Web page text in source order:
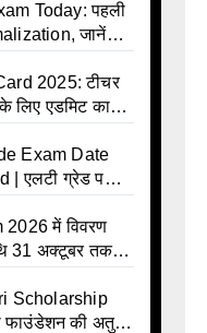
Today: पहली
जानें
2025: टीचर
लिए एडमिट कार्ड
Exam Date
ग्रेड परीक्षा
में विवरण
31 अक्टूबर तक
Scholarship
फाउंडेशन की अतुल